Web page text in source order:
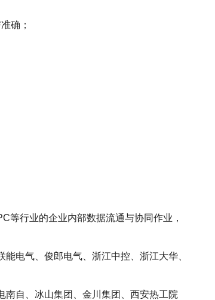
确；
等行业的企业内部数据流通与协同作业，
电气、俊郎电气、浙江中控、浙江大华、
南自、冰山集团、金川集团、西安热工院